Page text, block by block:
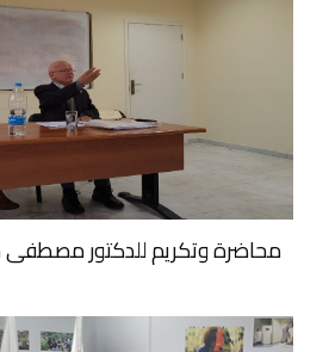
محاضرة وتكريم للدكتور